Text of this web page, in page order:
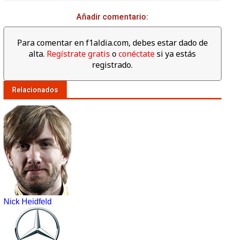
Añadir comentario:
Para comentar en f1aldia.com, debes estar dado de
alta. Regístrate gratis oconéctatesi ya estás
registrado.
Relacionados
Nick Heidfeld